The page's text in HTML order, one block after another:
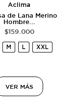
Aclima
de Lana Merino
Hombre...
$159.000
M L XXL
VER MÁS